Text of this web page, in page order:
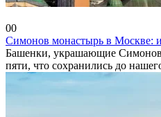
00
Симонов монастырь в Москве:
Башенки, украшающие
пяти, что сохранились до